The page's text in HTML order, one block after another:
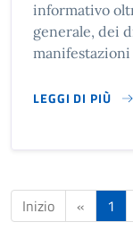
informativo
generale, dei
LEGGI DI PIÙ
SU UFFICIO
Inizio « 1